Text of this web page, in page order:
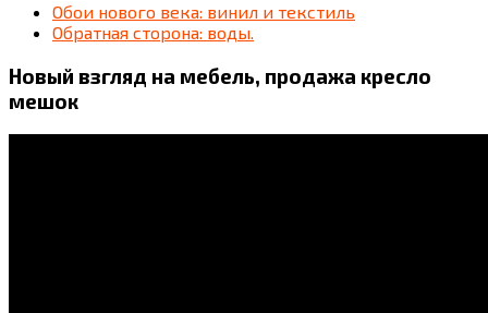
Обои нового века: винил и текстиль
Обратная сторона: воды.
Новый взгляд на мебель, продажа кресло
мешок